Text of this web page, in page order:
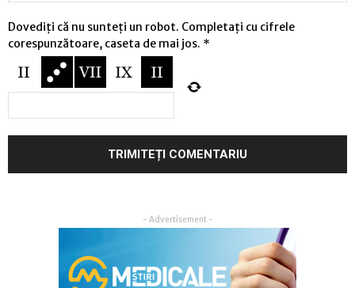
Dovediți că nu sunteți un robot. Completați cu cifrele
corespunzătoare, caseta de mai jos. *
- Advertisement -